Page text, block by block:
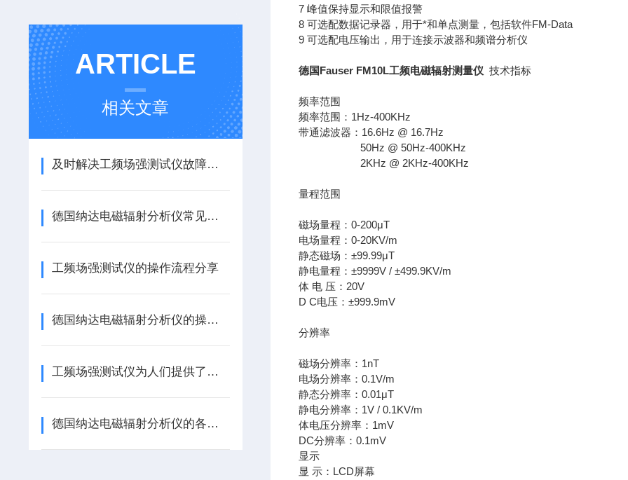
ARTICLE
相关文章
及时解决工频场强测试仪故障是确保测量结果准确的关键
德国纳达电磁辐射分析仪常见问题的识别与解决方法分享
工频场强测试仪的操作流程分享
德国纳达电磁辐射分析仪的操作步骤及其注意事项分享
工频场强测试仪为人们提供了一把衡量电磁环境是否安全的“标尺”
德国纳达电磁辐射分析仪的各组成部件功能特点分享
7 峰值保持显示和限值报警
8 可选配数据记录器，用于*和单点测量，包括软件FM-Data
9 可选配电压输出，用于连接示波器和频谱分析仪
德国Fauser FM10L工频电磁辐射测量仪 技术指标
频率范围
频率范围：1Hz-400KHz
带通滤波器：16.6Hz @ 16.7Hz
50Hz @ 50Hz-400KHz
2KHz @ 2KHz-400KHz
量程范围
磁场量程：0-200μT
电场量程：0-20KV/m
静态磁场：±99.99μT
静电量程：±9999V / ±499.9KV/m
体 电 压：20V
D C电压：±999.9mV
分辨率
磁场分辨率：1nT
电场分辨率：0.1V/m
静态分辨率：0.01μT
静电分辨率：1V / 0.1KV/m
体电压分辨率：1mV
DC分辨率：0.1mV
显示
显 示：LCD屏幕